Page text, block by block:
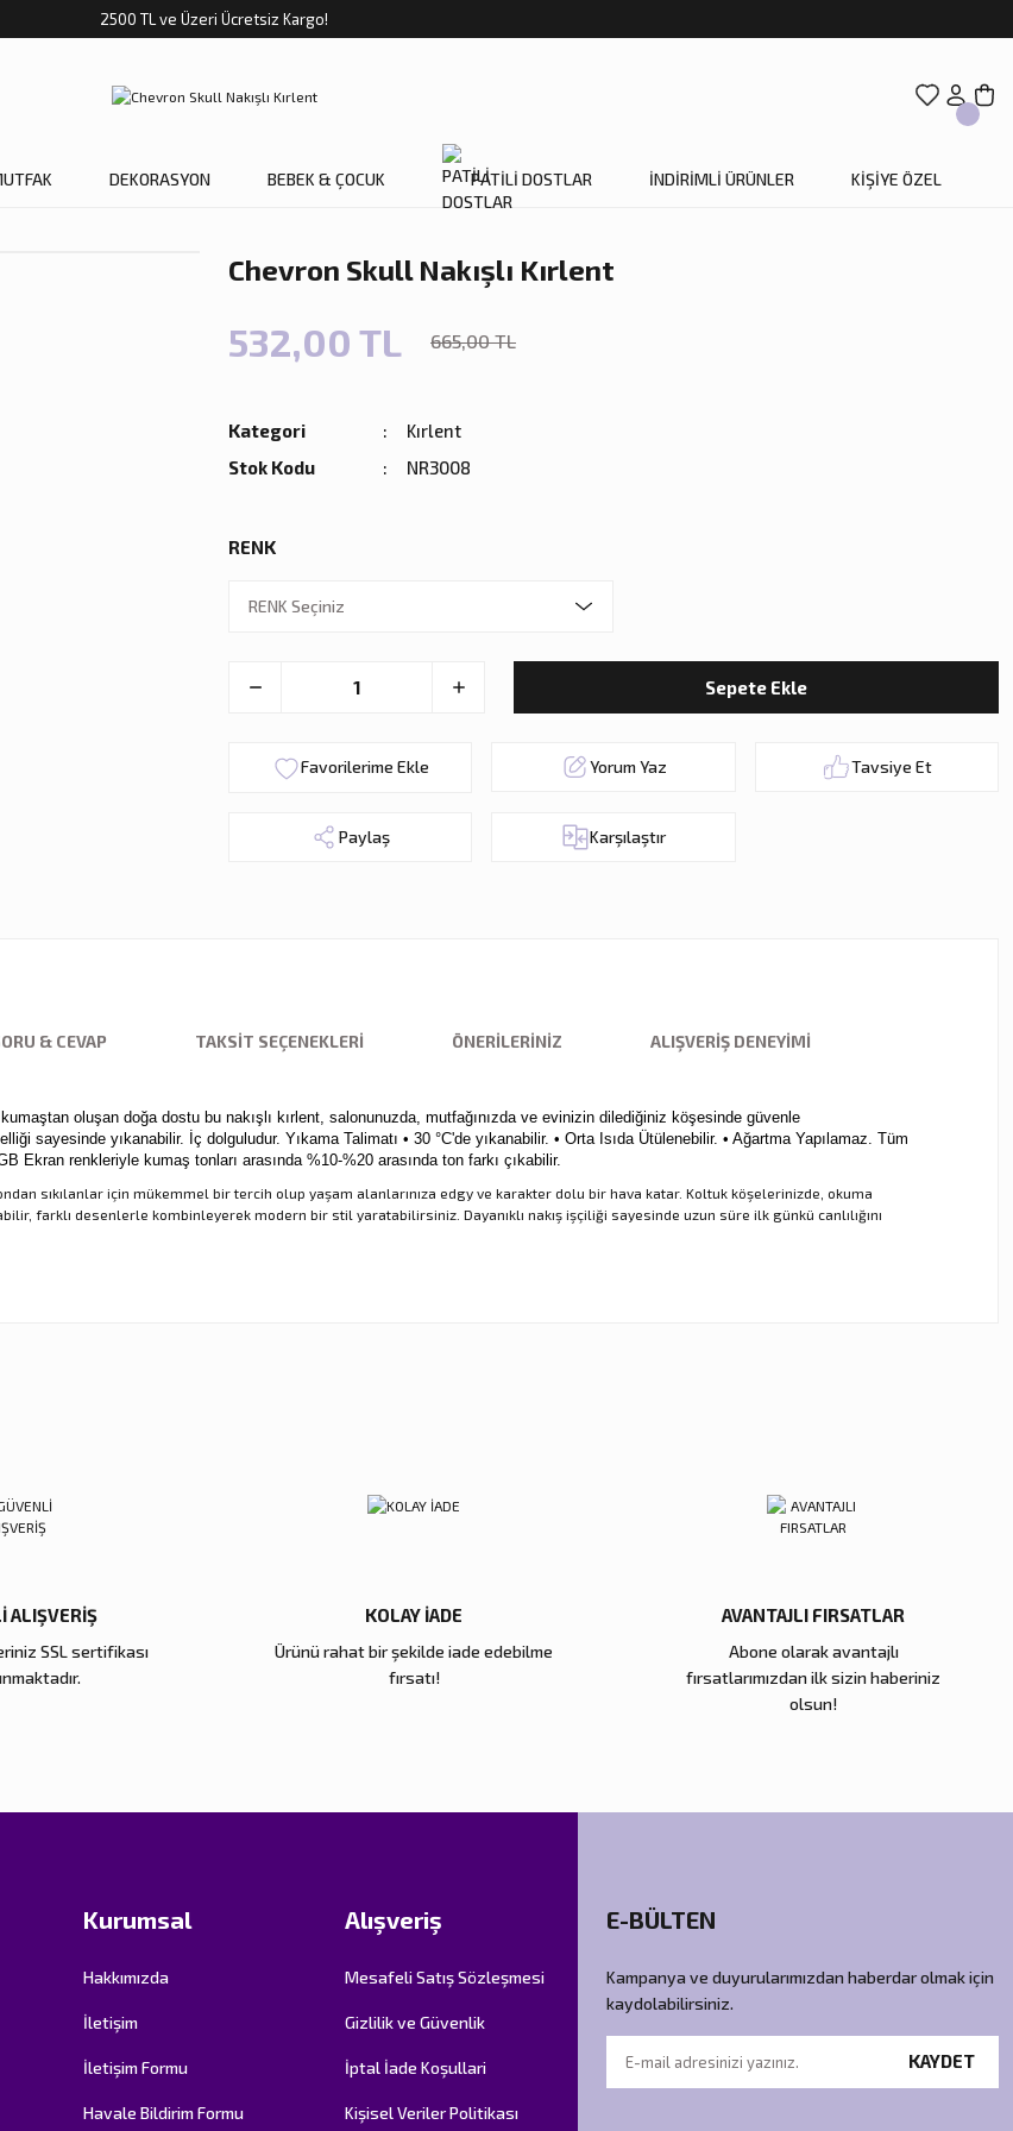
2500 TL ve Üzeri Ücretsiz Kargo!
DEKORASYON BEBEK & ÇOCUK PATİLİ DOSTLAR İNDİRİMLİ ÜRÜNLER KİŞİYE ÖZEL
Chevron Skull Nakışlı Kırlent
532,00 TL 665,00 TL
Kategori
Kırlent
Stok Kodu
NR3008
RENK
Sepete Ekle
Yorum Yaz Tavsiye Et
Paylaş Karşılaştır
& CEVAP TAKSIT SEÇENEKLERI ÖNERILERINIZ ALIŞVERIŞ DENEYIMI
oluşan doğa dostu bu nakışlı kırlent, salonunuzda, mutfağınızda ve evinizin dilediğiniz köşesinde güvenle
sayesinde yıkanabilir. İç dolguludur. Yıkama Talimatı • 30 °C'de yıkanabilir. • Orta Isıda Ütülenebilir. • Ağartma Yapılamaz. Tüm
Ekran renkleriyle kumaş tonları arasında %10-%20 arasında ton farkı çıkabilir.
sıkılanlar için mükemmel bir tercih olup yaşam alanlarınıza edgy ve karakter dolu bir hava katar. Koltuk köşelerinizde, okuma
farklı desenlerle kombinleyerek modern bir stil yaratabilirsiniz. Dayanıklı nakış işçiliği sayesinde uzun süre ilk günkü canlılığını
ALIŞVERİŞ
SSL sertifikası
KOLAY İADE
Ürünü rahat bir şekilde iade edebilme
fırsatı!
AVANTAJLI FIRSATLAR
Abone olarak avantajlı
fırsatlarımızdan ilk sizin haberiniz
olsun!
Kurumsal
Hakkımızda
İletişim
İletişim Formu
Havale Bildirim Formu
Alışveriş
Mesafeli Satış Sözleşmesi
Gizlilik ve Güvenlik
İptal İade Koşullari
Kişisel Veriler Politikası
E-BÜLTEN
Kampanya ve duyurularımızdan haberdar olmak için
kaydolabilirsiniz.
KAYDET